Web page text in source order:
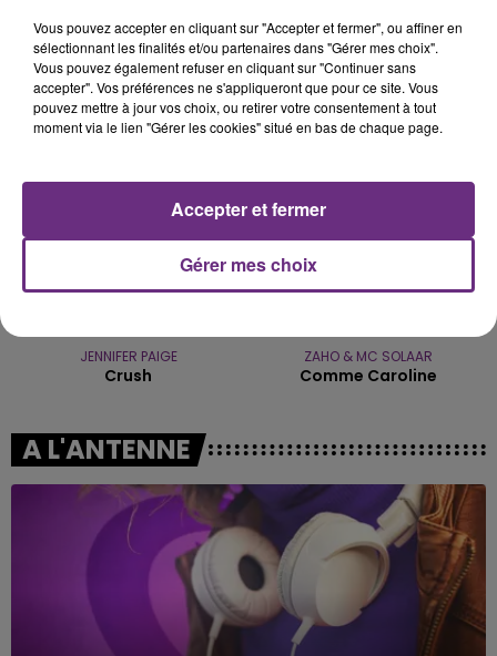
GIMS
Est-Ce Que Tu M'aimes ?
ALEX WARREN
Fever Dream
16h36
16h36
JENNIFER PAIGE
Crush
16h33
16h33
ZAHO & MC SOLAAR
Comme Caroline
A L'ANTENNE
Vous pouvez accepter en cliquant sur "Accepter et fermer", ou affiner en
sélectionnant les finalités et/ou partenaires dans "Gérer mes choix".
Vous pouvez également refuser en cliquant sur "Continuer sans
accepter". Vos préférences ne s'appliqueront que pour ce site. Vous
pouvez mettre à jour vos choix, ou retirer votre consentement à tout
moment via le lien "Gérer les cookies" situé en bas de chaque page.
Gérer mes choix
Accepter et fermer